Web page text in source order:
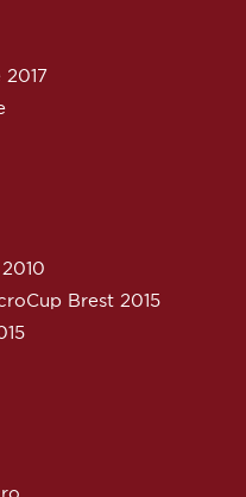
2017
Brest 2015